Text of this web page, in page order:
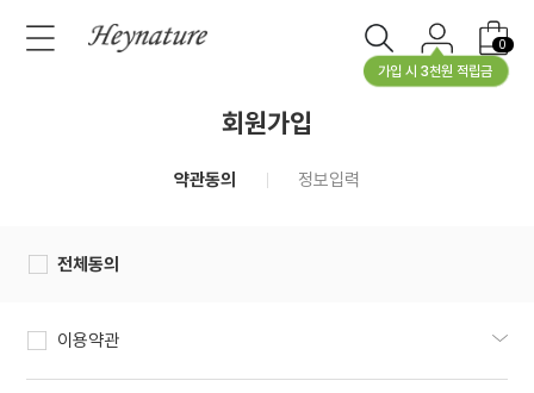
가입 시 3천원 적립금
0
회원가입
약관동의 정보입력
전체동의
이용약관